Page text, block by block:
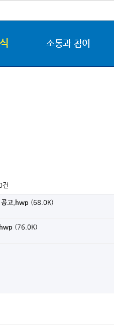
소통과 참여
건
공고.hwp (68.0K)
(76.0K)